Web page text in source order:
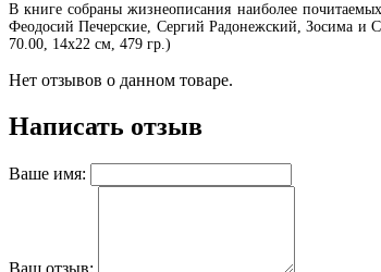
В книге собраны жизнеописания наиболее
Феодосий Печерские, Сергий Радонежский, Зосима и
70.00, 14х22 см, 479 гр.)
Нет отзывов о данном товаре.
Написать отзыв
Ваше имя:
Ваш отзыв: